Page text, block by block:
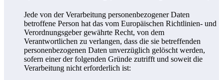
Jede von der Verarbeitung personenbezogener Daten
betroffene Person hat das vom Europäischen Richtlinien- und
Verordnungsgeber gewährte Recht, von dem
Verantwortlichen zu verlangen, dass die sie betreffenden
personenbezogenen Daten unverzüglich gelöscht werden,
sofern einer der folgenden Gründe zutrifft und soweit die
Verarbeitung nicht erforderlich ist: